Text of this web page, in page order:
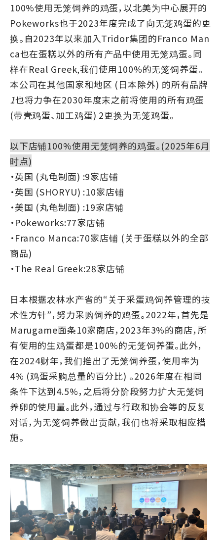
100%使用无笼饲养的鸡蛋，以北美为中心展开的
Pokeworks也于2023年度完成了向无笼鸡蛋的更
换。自2023年以来加入Tridor集团的Franco Man
ca也在蛋糕以外的所有产品中使用无笼鸡蛋。同
样在Real Greek,我们使用100%的无笼饲养蛋。
本公司在其他国家和地区 (日本除外) 的所有品牌
1也将力争在2030年度末之前将使用的所有鸡蛋
(带壳鸡蛋、加工鸡蛋) 2更换为无笼鸡蛋。
以下店铺100%使用无笼饲养的鸡蛋。(2025年6月
时点)
・英国 (丸龟制面) :9家店铺
・英国 (SHORYU) :10家店铺
・美国 (丸龟制面) :19家店铺
・Pokeworks:77家店铺
・Franco Manca:70家店铺 (关于蛋糕以外的全部
商品)
・The Real Greek:28家店铺
日本根据农林水产省的“关于采蛋鸡饲养管理的技
术性方针”，努力采购饲养的鸡蛋。2022年，首先是
Marugame面条10家商店，2023年3%的商店，所
有使用的生鸡蛋都是100%的无笼饲养蛋。此外，
在2024财年，我们推出了无笼饲养蛋，使用率为
4% (鸡蛋采购总量的百分比) 。2026年度在相同
条件下达到4.5%，之后将分阶段努力扩大无笼饲
养卵的使用量。此外，通过与行政和协会等的反复
对话，为无笼饲养做出贡献，我们也将采取相应措
施。